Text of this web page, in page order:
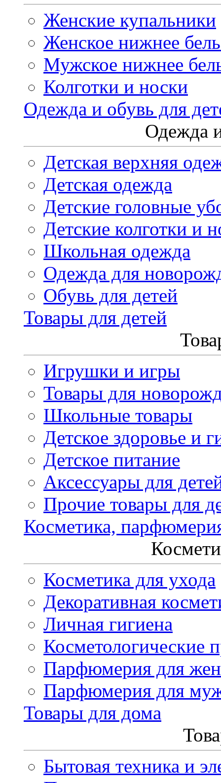
Женские купальники
Женское нижнее
Мужское нижнее
Колготки и носки
Одежда и обувь для
Одежда
Детская верхняя
Детская одежда
Детские головные
Детские колготки и
Школьная одежда
Одежда для
Обувь для детей
Товары для детей
Игрушки и игры
Товары для
Школьные товары
Детское здоровье и
Детское питание
Аксессуары для
Прочие товары для
Косметика,
Косметика для ухода
Декоративная
Личная гигиена
Косметологические
Парфюмерия для
Парфюмерия для
Товары для дома
Бытовая техника и